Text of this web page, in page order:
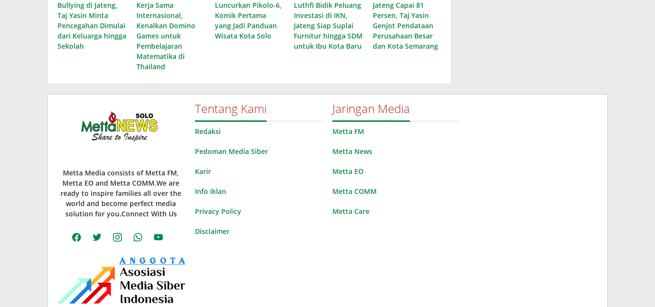
Bullying di Jateng,
Taj Yasin Minta
Pencegahan Dimulai
dari Keluarga hingga
Sekolah
Kerja Sama
Internasional,
Kenalkan Domino
Games untuk
Pembelajaran
Matematika di
Thailand
Luncurkan Pikolo-6,
Komik Pertama
yang Jadi Panduan
Wisata Kota Solo
Luthfi Bidik Peluang
Investasi di IKN,
Jateng Siap Suplai
Furnitur hingga SDM
untuk Ibu Kota Baru
Jateng Capai 81
Persen, Taj Yasin
Genjot Pendataan
Perusahaan Besar
dan Kota Semarang
Metta Media consists of Metta FM,
Metta EO and Metta COMM.We are
ready to inspire families all over the
world and become perfect media
solution for you.Connect With Us
facebooktwitter instagramwhatsappyoutube
Tentang Kami
Redaksi
Pedoman Media Siber
Karir
Info Iklan
Privacy Policy
Disclaimer
Jaringan Media
Metta FM
Metta News
Metta EO
Metta COMM
Metta Care